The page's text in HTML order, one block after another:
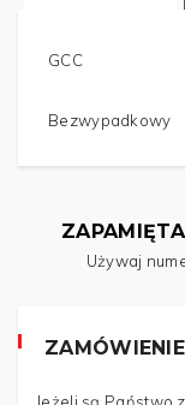
GCC
Bezwypadkowy
Używaj
ZAMÓWIENIE